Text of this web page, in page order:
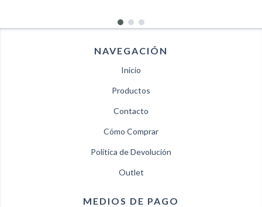
NAVEGACIÓN
Inicio
Productos
Contacto
Cómo Comprar
Política de Devolución
Outlet
MEDIOS DE PAGO